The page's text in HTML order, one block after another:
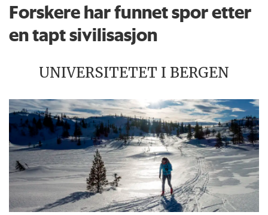
Forskere har funnet spor etter
en tapt sivilisasjon
UNIVERSITETET I BERGEN